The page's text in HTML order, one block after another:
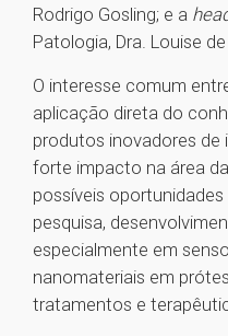
Rodrigo Gosling; e a
Patologia, Dra. Louise
O interesse comum
aplicação direta do
produtos inovadores de
forte impacto na área
possíveis
pesquisa,
especialmente em
nanomateriais em
tratamentos e